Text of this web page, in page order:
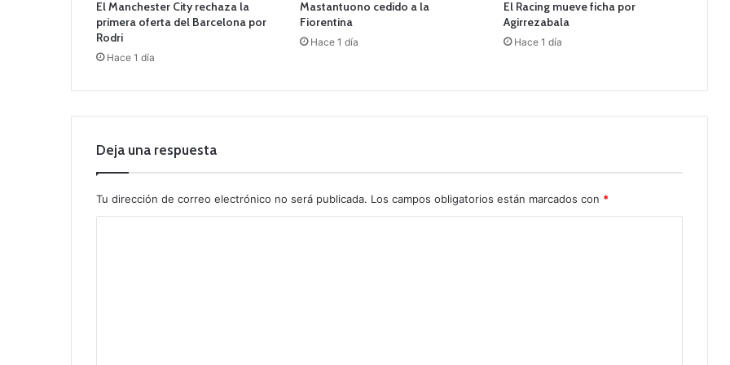
t
,
c
d
a
El Manchester City rechaza la
primera oferta del Barcelona por
Rodri
Hace 1 día
Mastantuono cedido a la
Fiorentina
Hace 1 día
El Racing mueve ficha por
Agirrezabala
Hace 1 día
Deja una respuesta
Tu dirección de correo electrónico no será publicada. Los campos obligatorios están marcados con *